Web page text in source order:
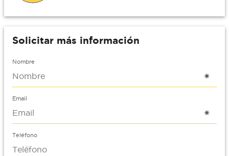
Solicitar más información
Nombre
Email
Teléfono